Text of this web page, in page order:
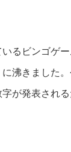
るビンゴゲ
沸きました
が発表され